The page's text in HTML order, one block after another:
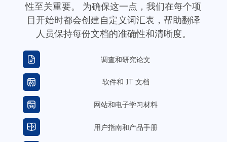
性至关重要。 为确保这一点，我们在每个项
目开始时都会创建自定义词汇表，帮助翻译
人员保持每份文档的准确性和清晰度。
调查和研究论文
软件和 IT 文档
网站和电子学习材料
用户指南和产品手册